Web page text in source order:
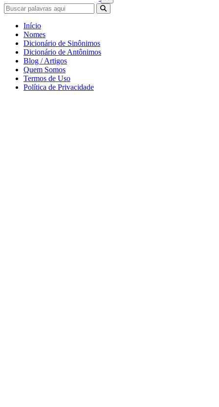
Início
Nomes
Dicionário de Sinônimos
Dicionário de Antônimos
Blog / Artigos
Quem Somos
Termos de Uso
Política de Privacidade